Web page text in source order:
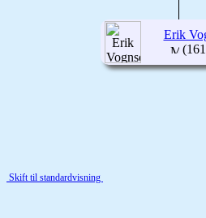
Erik
Skift til standardvisning